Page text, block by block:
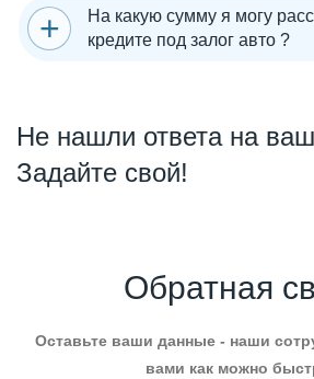
На какую сумму я могу
кредите под залог авто ?
Не нашли ответа на
Задайте свой!
Обратная
Оставьте ваши данные - наши
вами как можно